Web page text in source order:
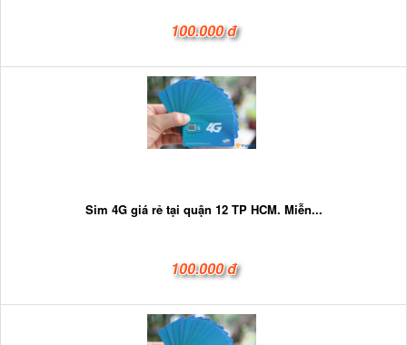
100.000 đ
Sim 4G giá rẻ tại quận 12 TP HCM. Miễn...
100.000 đ